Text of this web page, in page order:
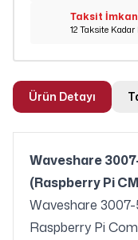
Taksit
12 Taksite Kadar
Ürün Detayı
Waveshare
(Raspberry Pi
Waveshare
Raspberry Pi